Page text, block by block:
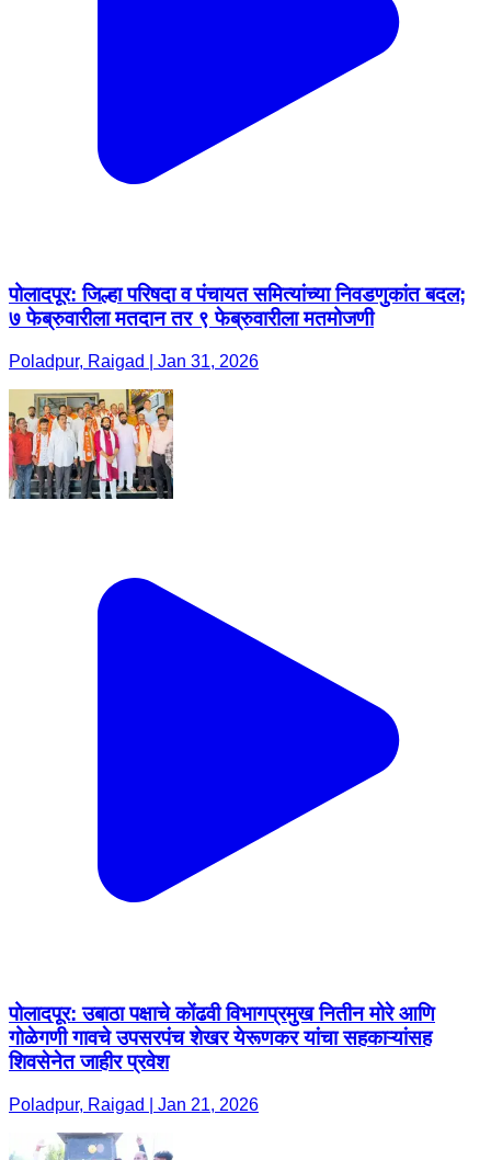
पोलादपूर: जिल्हा परिषदा व पंचायत समित्यांच्या निवडणुकांत बदल;
७ फेब्रुवारीला मतदान तर ९ फेब्रुवारीला मतमोजणी
Poladpur, Raigad | Jan 31, 2026
पोलादपूर: उबाठा पक्षाचे कोंढवी विभागप्रमुख नितीन मोरे आणि
गोळेगणी गावचे उपसरपंच शेखर येरूणकर यांचा सहकाऱ्यांसह
शिवसेनेत जाहीर प्रवेश
Poladpur, Raigad | Jan 21, 2026